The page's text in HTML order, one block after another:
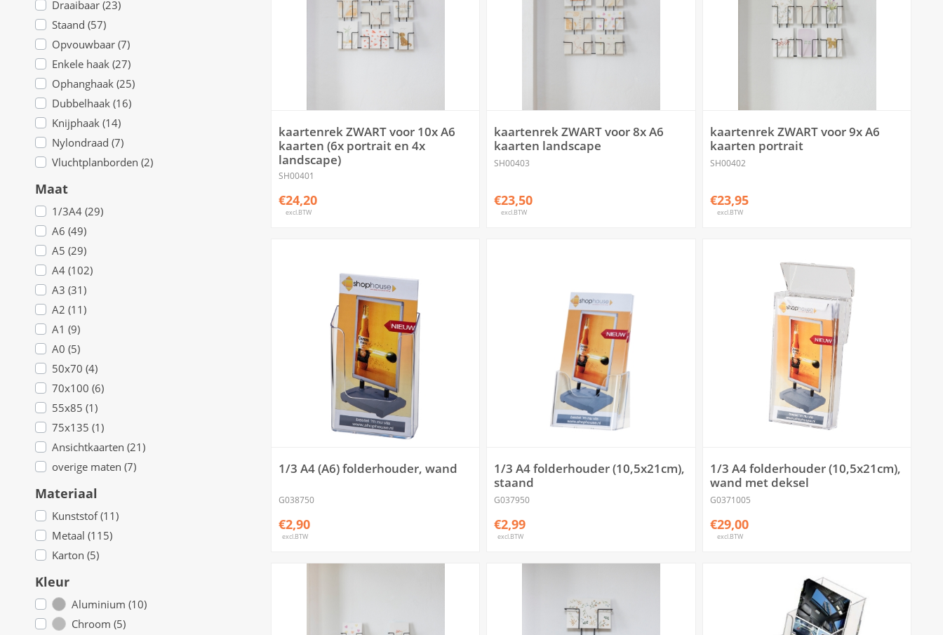
Draaibaar (23)
Staand (57)
Opvouwbaar (7)
Enkele haak (27)
Ophanghaak (25)
Dubbelhaak (16)
Knijphaak (14)
Nylondraad (7)
Vluchtplanborden (2)
Maat
1/3A4 (29)
A6 (49)
A5 (29)
A4 (102)
A3 (31)
A2 (11)
A1 (9)
A0 (5)
50x70 (4)
70x100 (6)
55x85 (1)
75x135 (1)
Ansichtkaarten (21)
overige maten (7)
Materiaal
Kunststof (11)
Metaal (115)
Karton (5)
Kleur
Aluminium (10)
Chroom (5)
kaartenrek ZWART voor 10x A6
kaarten (6x portrait en 4x
landscape)
SH00401
€24,20
excl.BTW
kaartenrek ZWART voor 8x A6
kaarten landscape
SH00403
€23,50
excl.BTW
kaartenrek ZWART voor 9x A6
kaarten portrait
SH00402
€23,95
excl.BTW
1/3 A4 (A6) folderhouder, wand
G038750
€2,90
excl.BTW
1/3 A4 folderhouder (10,5x21cm),
staand
G037950
€2,99
excl.BTW
1/3 A4 folderhouder (10,5x21cm),
wand met deksel
G0371005
€29,00
excl.BTW